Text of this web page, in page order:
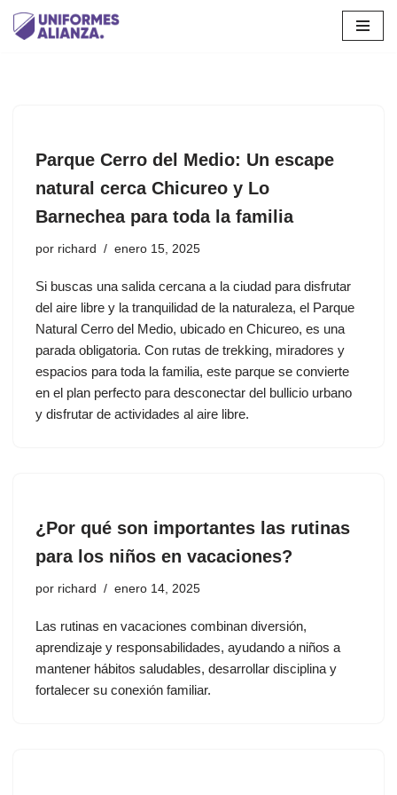
Parque Cerro del Medio: Un escape
natural cerca Chicureo y Lo
Barnechea para toda la familia
por richard enero 15, 2025
Si buscas una salida cercana a la ciudad para disfrutar
del aire libre y la tranquilidad de la naturaleza, el Parque
Natural Cerro del Medio, ubicado en Chicureo, es una
parada obligatoria. Con rutas de trekking, miradores y
espacios para toda la familia, este parque se convierte
en el plan perfecto para desconectar del bullicio urbano
y disfrutar de actividades al aire libre.
¿Por qué son importantes las rutinas
para los niños en vacaciones?
por richard enero 14, 2025
Las rutinas en vacaciones combinan diversión,
aprendizaje y responsabilidades, ayudando a niños a
mantener hábitos saludables, desarrollar disciplina y
fortalecer su conexión familiar.